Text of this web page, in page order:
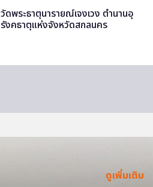
วัดพระธาตุนารายณ์เจงเวง ตำนานอุ
รังคธาตุแห่งจังหวัดสกลนคร
ดูเพิ่มเติม